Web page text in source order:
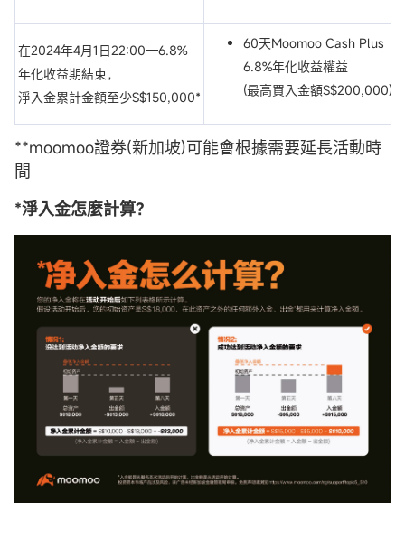
在2024年4月1日22:00—6.8%
年化收益期結束，
淨入金累計金額至少S$150,000*
60天Moomoo Cash Plus
6.8%年化收益權益
(最高買入金額S$200,000)
**moomoo證券(新加坡)可能會根據需要延長活動時
間
*淨入金怎麼計算?